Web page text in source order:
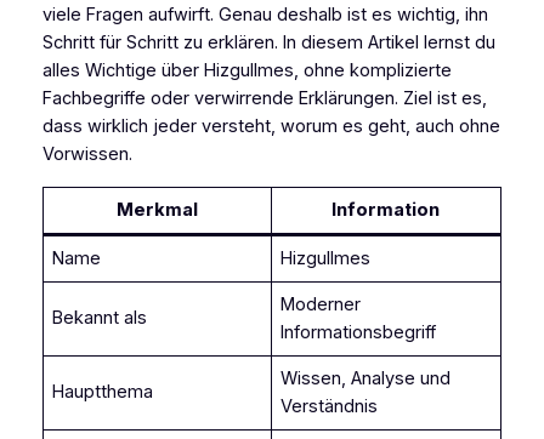
viele Fragen aufwirft. Genau deshalb ist es wichtig, ihn
Schritt für Schritt zu erklären. In diesem Artikel lernst du
alles Wichtige über Hizgullmes, ohne komplizierte
Fachbegriffe oder verwirrende Erklärungen. Ziel ist es,
dass wirklich jeder versteht, worum es geht, auch ohne
Vorwissen.
Merkmal Information
Name Hizgullmes
Bekannt als
Moderner
Informationsbegriff
Hauptthema
Wissen, Analyse und
Verständnis